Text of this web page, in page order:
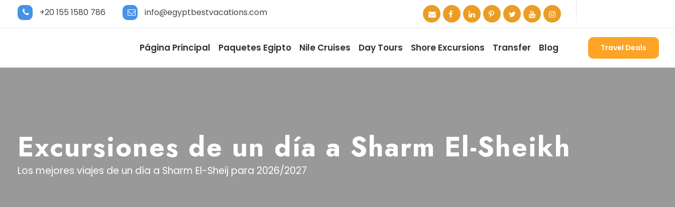
+20 155 1580 786 info@egyptbestvacations.com
Página Principal Paquetes Egipto Nile Cruises Day Tours Shore Excursions Transfer Blog Travel Deals
Excursiones de un día a Sharm El-Sheikh
Los mejores viajes de un día a Sharm El-Sheij para 2026/2027